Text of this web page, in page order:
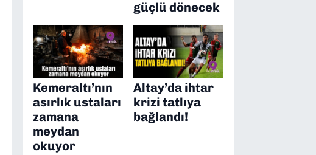
güçlü dönecek
Kemeraltı’nın
asırlık ustaları
zamana
meydan
okuyor
Altay’da ihtar
krizi tatlıya
bağlandı!